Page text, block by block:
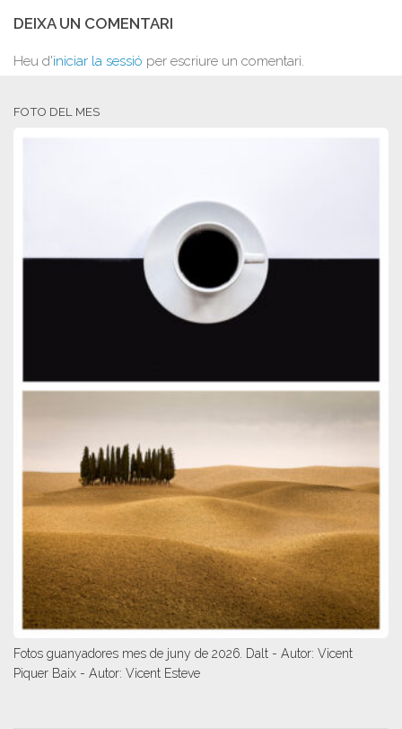
DEIXA UN COMENTARI
Heu d'iniciar la sessió per escriure un comentari.
FOTO DEL MES
Fotos guanyadores mes de juny de 2026. Dalt - Autor: Vicent
Piquer Baix - Autor: Vicent Esteve